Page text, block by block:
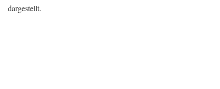
dargestellt.